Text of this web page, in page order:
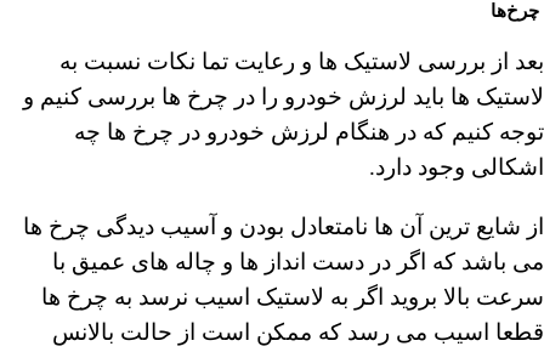
چرخ‌ها
بعد از بررسی لاستیک ها و رعایت تما نکات نسبت به
لاستیک ها باید لرزش خودرو را در چرخ ها بررسی کنیم و
توجه کنیم که در هنگام لرزش خودرو در چرخ ها چه
اشکالی وجود دارد.
از شایع ترین آن ها نامتعادل بودن و آسیب دیدگی چرخ ها
می باشد که اگر در دست انداز ها و چاله های عمیق با
سرعت بالا بروید اگر به لاستیک اسیب نرسد به چرخ ها
قطعا اسیب می رسد که ممکن است از حالت بالانس